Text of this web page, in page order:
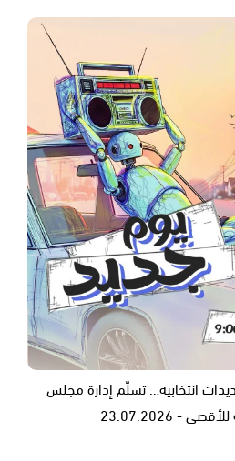
انتخابية… تسلّم إدارة مجلس
23.07.2026